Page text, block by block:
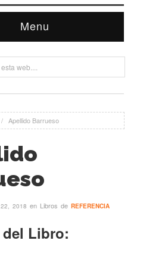
Menu
/ Apellido Barrueso
2018 en Libros de REFERENCIA
Libro: